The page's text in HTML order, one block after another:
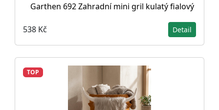
Garthen 692 Zahradní mini gril kulatý fialový
538 Kč Detail
TOP